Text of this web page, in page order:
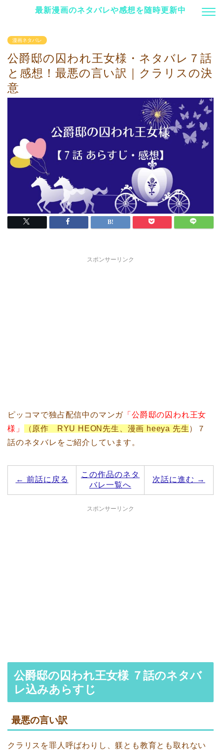
最新漫画のネタバレや感想を随時更新中
漫画ネタバレ
公爵邸の囚われ王女様・ネタバレ７話
と感想！最悪の言い訳｜クラリスの決
意
スポンサーリンク
ピッコマで独占配信中のマンガ 「公爵邸の囚われ王女
様」
（原作 RYU HEON先生、漫画 heeya 先生）７
話のネタバレをご紹介しています。
← 前話に戻る
この作品のネタ
バレ一覧へ
次話に進む →
スポンサーリンク
公爵邸の囚われ王女様 ７話のネタバ
レ込みあらすじ
最悪の言い訳
クラリスを罪人呼ばわりし、躾とも教育とも取れない